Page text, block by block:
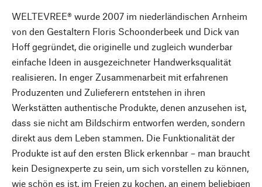
WELTEVREE® wurde 2007 im niederländischen Arnheim
von den Gestaltern Floris Schoonderbeek und Dick van
Hoff gegründet, die originelle und zugleich wunderbar
einfache Ideen in ausgezeichneter Handwerksqualität
realisieren. In enger Zusammenarbeit mit erfahrenen
Produzenten und Zulieferern entstehen in ihren
Werkstätten authentische Produkte, denen anzusehen ist,
dass sie nicht am Bildschirm entworfen werden, sondern
direkt aus dem Leben stammen. Die Funktionalität der
Produkte ist auf den ersten Blick erkennbar – man braucht
kein Designexperte zu sein, um sich vorstellen zu können,
wie schön es ist, im Freien zu kochen, an einem beliebigen